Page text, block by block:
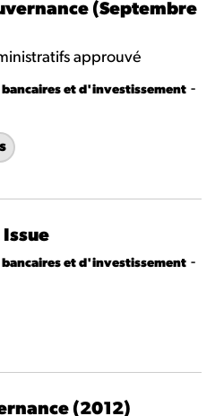
(Septembre
approuvé
bancaires et d'investissement -
Issue
bancaires et d'investissement -
(2012)